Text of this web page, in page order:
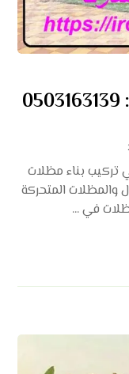
بناء مظلات
والمظلات المتحركة
في ...